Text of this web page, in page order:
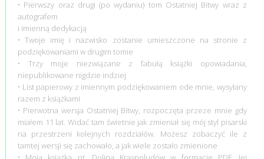
• Pierwszy oraz drugi (po wydaniu) tom Ostatniej Bitwy wraz z
autografem
i imienną dedykacją
• Twoje imię i nazwisko zostanie umieszczone na stronie z
podziękowaniami w drugim tomie
• Trzy moje niezwiązane z fabułą książki opowiadania,
niepublikowane nigdzie indziej
• List papierowy z imiennym podziękowaniem ode mnie, wysyłany
razem z książkami
• Pierwotna wersja Ostatniej Bitwy, rozpoczęta przeze mnie gdy
miałem 11 lat. Widać tam świetnie jak zmieniał się mój styl pisarski
na przestrzeni kolejnych rozdziałów. Możesz zobaczyć ile z
tamtej wersji się zachowało, a jak wiele zostało zmienione